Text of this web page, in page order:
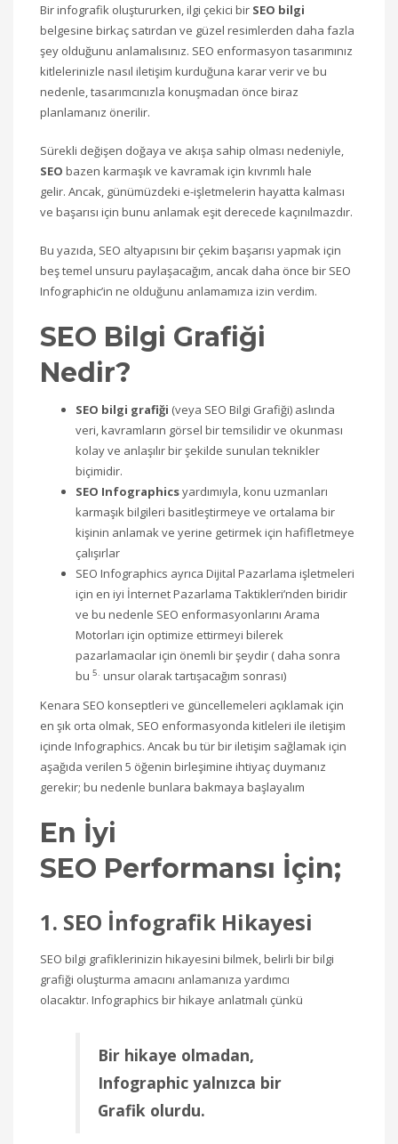
Bir infografik oluştururken, ilgi çekici bir SEO bilgi
belgesine birkaç satırdan ve güzel resimlerden daha fazla
şey olduğunu anlamalısınız. SEO enformasyon tasarımınız
kitlelerinizle nasıl iletişim kurduğuna karar verir ve bu
nedenle, tasarımcınızla konuşmadan önce biraz
planlamanız önerilir.
Sürekli değişen doğaya ve akışa sahip olması nedeniyle,
SEO bazen karmaşık ve kavramak için kıvrımlı hale
gelir. Ancak, günümüzdeki e-işletmelerin hayatta kalması
ve başarısı için bunu anlamak eşit derecede kaçınılmazdır.
Bu yazıda, SEO altyapısını bir çekim başarısı yapmak için
beş temel unsuru paylaşacağım, ancak daha önce bir SEO
Infographic’in ne olduğunu anlamamıza izin verdim.
SEO Bilgi Grafiği
Nedir?
SEO bilgi grafiği (veya SEO Bilgi Grafiği) aslında
veri, kavramların görsel bir temsilidir ve okunması
kolay ve anlaşılır bir şekilde sunulan teknikler
biçimidir.
SEO Infographicsyardımıyla, konu uzmanları
karmaşık bilgileri basitleştirmeye ve ortalama bir
kişinin anlamak ve yerine getirmek için hafifletmeye
çalışırlar
SEO Infographics ayrıca Dijital Pazarlama işletmeleri
için en iyi İnternet Pazarlama Taktikleri’nden biridir
ve bu nedenle SEO enformasyonlarını Arama
Motorları için optimize ettirmeyi bilerek
pazarlamacılar için önemli bir şeydir ( daha sonra
bu 5. unsur olarak tartışacağım sonrası)
Kenara SEO konseptleri ve güncellemeleri açıklamak için
en şık orta olmak, SEO enformasyonda kitleleri ile iletişim
içinde Infographics. Ancak bu tür bir iletişim sağlamak için
aşağıda verilen 5 öğenin birleşimine ihtiyaç duymanız
gerekir; bu nedenle bunlara bakmaya başlayalım
En İyi
SEO Performansı İçin;
1. SEO İnfografik Hikayesi
SEO bilgi grafiklerinizin hikayesini bilmek, belirli bir bilgi
grafiği oluşturma amacını anlamanıza yardımcı
olacaktır. Infographics bir hikaye anlatmalı çünkü
Bir hikaye olmadan,
Infographic yalnızca bir
Grafik olurdu.